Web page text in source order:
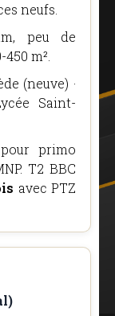
neufs.
peu de
m².
(neuve) ·
Saint-
pour primo
T2 BBC
avec PTZ